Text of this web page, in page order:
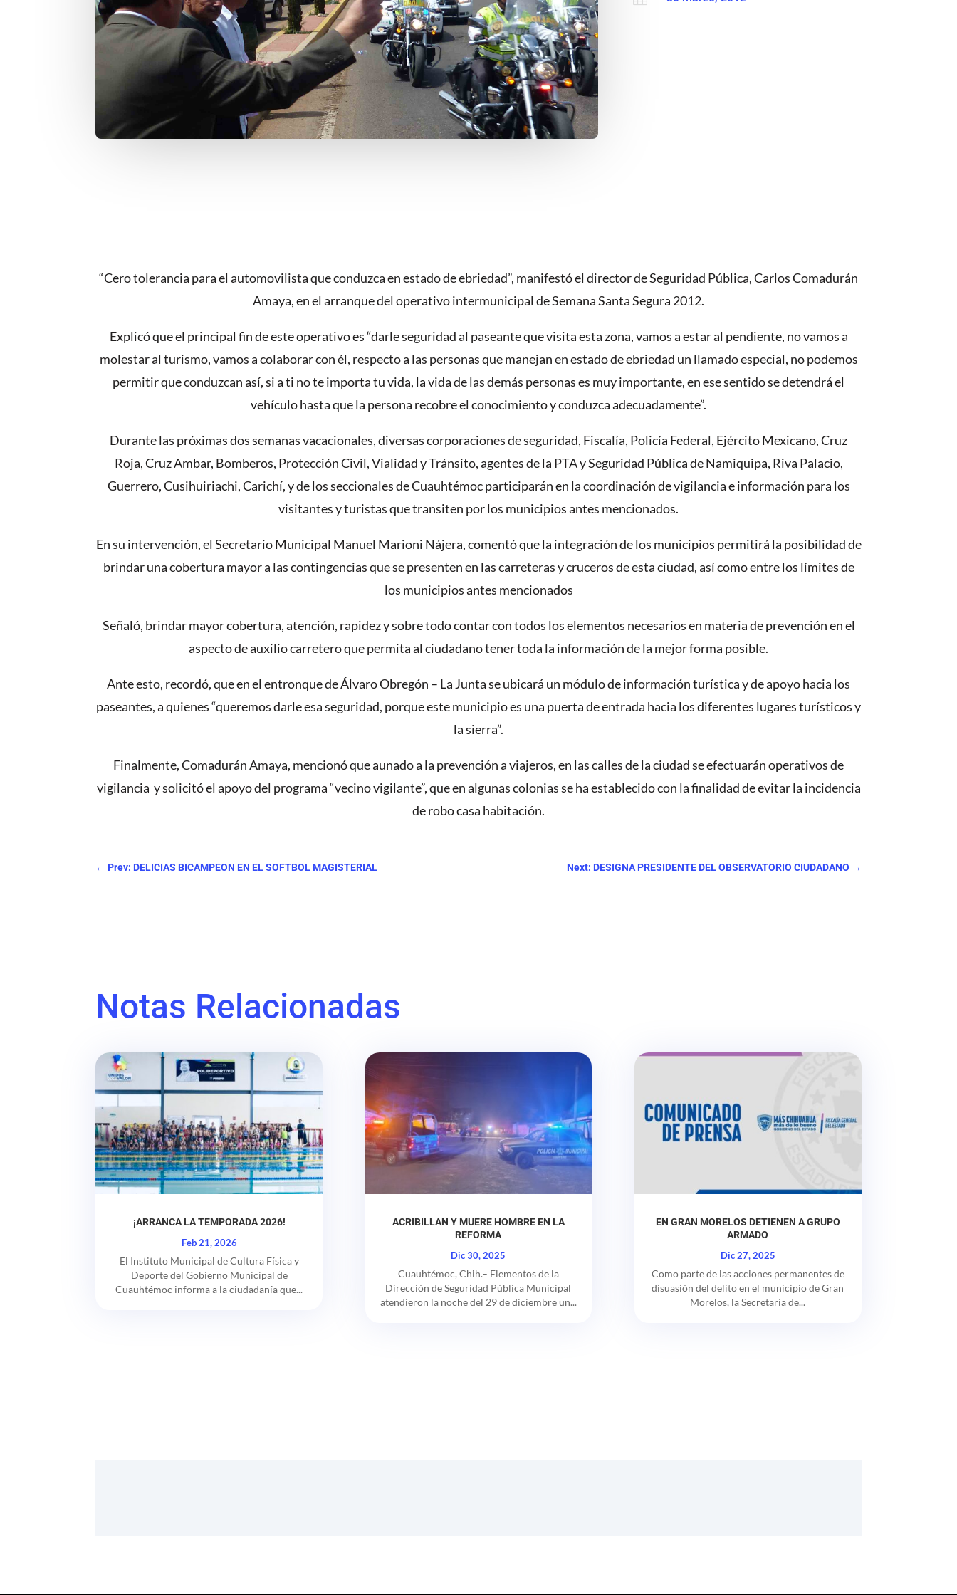
“Cero tolerancia para el automovilista que conduzca en estado de ebriedad”, manifestó el director de Seguridad Pública, Carlos Comadurán
Amaya, en el arranque del operativo intermunicipal de Semana Santa Segura 2012.
Explicó que el principal fin de este operativo es “darle seguridad al paseante que visita esta zona, vamos a estar al pendiente, no vamos a
molestar al turismo, vamos a colaborar con él, respecto a las personas que manejan en estado de ebriedad un llamado especial, no podemos
permitir que conduzcan así, si a ti no te importa tu vida, la vida de las demás personas es muy importante, en ese sentido se detendrá el
vehículo hasta que la persona recobre el conocimiento y conduzca adecuadamente”.
Durante las próximas dos semanas vacacionales, diversas corporaciones de seguridad, Fiscalía, Policía Federal, Ejército Mexicano, Cruz
Roja, Cruz Ambar, Bomberos, Protección Civil, Vialidad y Tránsito, agentes de la PTA y Seguridad Pública de Namiquipa, Riva Palacio,
Guerrero, Cusihuiriachi, Carichí, y de los seccionales de Cuauhtémoc participarán en la coordinación de vigilancia e información para los
visitantes y turistas que transiten por los municipios antes mencionados.
En su intervención, el Secretario Municipal Manuel Marioni Nájera, comentó que la integración de los municipios permitirá la posibilidad de
brindar una cobertura mayor a las contingencias que se presenten en las carreteras y cruceros de esta ciudad, así como entre los límites de
los municipios antes mencionados
Señaló, brindar mayor cobertura, atención, rapidez y sobre todo contar con todos los elementos necesarios en materia de prevención en el
aspecto de auxilio carretero que permita al ciudadano tener toda la información de la mejor forma posible.
Ante esto, recordó, que en el entronque de Álvaro Obregón – La Junta se ubicará un módulo de información turística y de apoyo hacia los
paseantes, a quienes “queremos darle esa seguridad, porque este municipio es una puerta de entrada hacia los diferentes lugares turísticos y
la sierra”.
Finalmente, Comadurán Amaya, mencionó que aunado a la prevención a viajeros, en las calles de la ciudad se efectuarán operativos de
vigilancia y solicitó el apoyo del programa “vecino vigilante”, que en algunas colonias se ha establecido con la finalidad de evitar la incidencia
de robo casa habitación.
← Prev: DELICIAS BICAMPEON EN EL SOFTBOL MAGISTERIAL Next: DESIGNA PRESIDENTE DEL OBSERVATORIO CIUDADANO →
Notas Relacionadas
¡ARRANCA LA TEMPORADA 2026!
Feb 21, 2026
El Instituto Municipal de Cultura Física y
Deporte del Gobierno Municipal de
Cuauhtémoc informa a la ciudadanía que...
ACRIBILLAN Y MUERE HOMBRE EN LA
REFORMA
Dic 30, 2025
Cuauhtémoc, Chih.– Elementos de la
Dirección de Seguridad Pública Municipal
atendieron la noche del 29 de diciembre un...
EN GRAN MORELOS DETIENEN A GRUPO
ARMADO
Dic 27, 2025
Como parte de las acciones permanentes de
disuasión del delito en el municipio de Gran
Morelos, la Secretaría de...